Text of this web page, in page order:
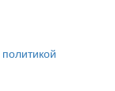
политикой